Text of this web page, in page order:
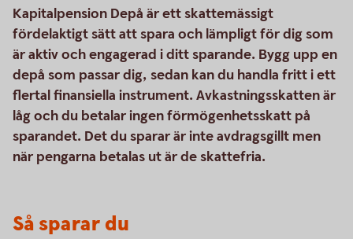
Kapitalpension Depå är ett skattemässigt
fördelaktigt sätt att spara och lämpligt för dig som
är aktiv och engagerad i ditt sparande. Bygg upp en
depå som passar dig, sedan kan du handla fritt i ett
flertal finansiella instrument. Avkastningsskatten är
låg och du betalar ingen förmögenhetsskatt på
sparandet. Det du sparar är inte avdragsgillt men
när pengarna betalas ut är de skattefria.
Så sparar du